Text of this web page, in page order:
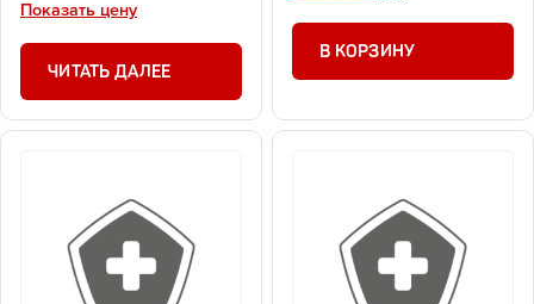
Показать цену
ЧИТАТЬ ДАЛЕЕ
В КОРЗИНУ